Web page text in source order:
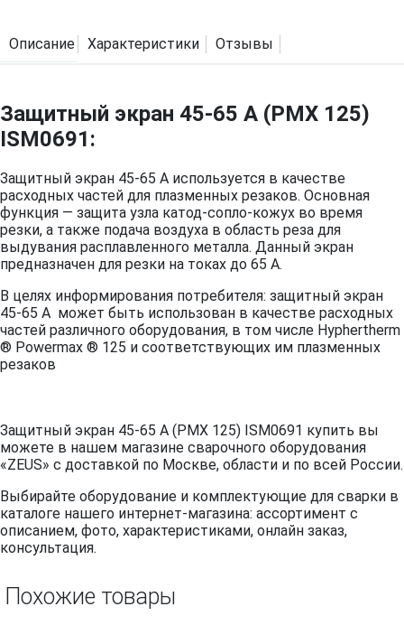
Описание Характеристики Отзывы
Защитный экран 45-65 A (PMX 125)
ISM0691:
Защитный экран 45-65 A используется в качестве
расходных частей для плазменных резаков. Основная
функция — защита узла катод-сопло-кожух во время
резки, а также подача воздуха в область реза для
выдувания расплавленного металла. Данный экран
предназначен для резки на токах до 65 А.
В целях информирования потребителя: защитный экран
45-65 A может быть использован в качестве расходных
частей различного оборудования, в том числе Hyphertherm
® Powermax ® 125 и соответствующих им плазменных
резаков
Защитный экран 45-65 A (PMX 125) ISM0691 купить вы
можете в нашем магазине сварочного оборудования
«ZEUS» с доставкой по Москве, области и по всей России.
Выбирайте оборудование и комплектующие для сварки в
каталоге нашего интернет-магазина: ассортимент с
описанием, фото, характеристиками, онлайн заказ,
консультация.
Похожие товары